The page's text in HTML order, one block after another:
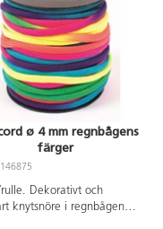
ø 4 mm regnbågens
färger
Dekorativt och
knytsnöre i regnbågens